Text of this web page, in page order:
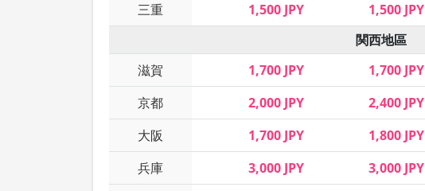
三重
1,500 JPY 1,500 JPY
関西地區
滋賀
1,700 JPY 1,700 JPY
京都
2,000 JPY 2,400 JPY
大阪
1,700 JPY 1,800 JPY
兵庫
3,000 JPY 3,000 JPY